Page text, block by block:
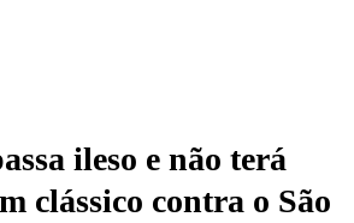
ileso e não terá
clássico contra o São